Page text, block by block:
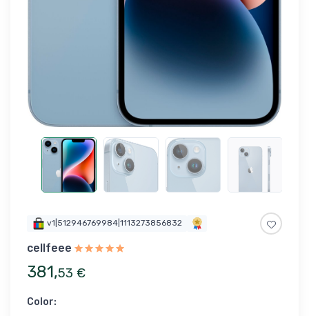
v1|512946769984|1113273856832
cellfeee
381,53 €
Color: